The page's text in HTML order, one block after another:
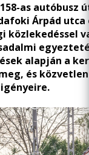
as autóbusz
Árpád utca
közlekedéssel
alapján a
és